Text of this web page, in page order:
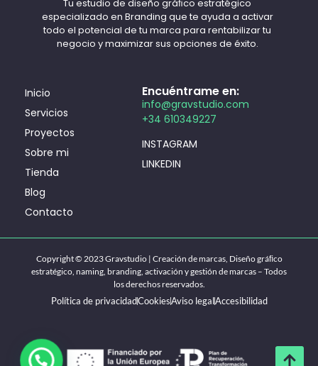
Inicio
Servicios
Proyectos
Sobre mi
Tienda
Blog
Contacto
Tu estudio de diseño gráﬁco estratégico
especializado en Branding que te ayuda a activar
todo el potencial de tu marca para rentabilizar tu
negocio y maximizar sus opciones de éxito.
Encuéntrame en:
info@gravstudio.com
+34 610349227
INSTAGRAM
LINKEDIN
Copyright © 2023 Gravstudio | Creación de marcas, Diseño gráﬁco
estratégico, naming, branding, activación y gestión de marcas – Todos
los derechos reservados.
Política de privacidadCookiesAviso legalAccesibilidad